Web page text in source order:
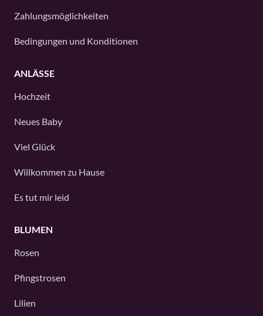
Zahlungsmöglichkeiten
Bedingungen und Konditionen
ANLÄSSE
Hochzeit
Neues Baby
Viel Glück
Willkommen zu Hause
Es tut mir leid
BLUMEN
Rosen
Pfingstrosen
Lilien